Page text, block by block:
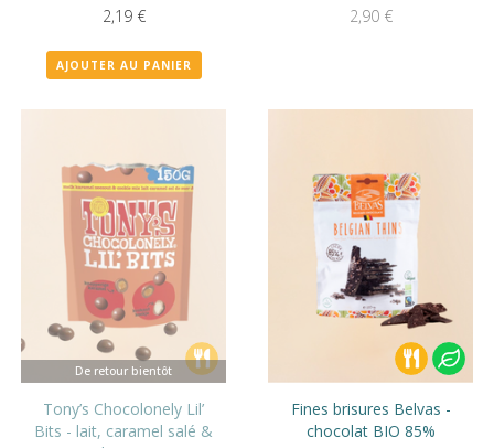
2,19 €
AJOUTER AU PANIER
2,90 €
De retour bientôt
Tony’s Chocolonely Lil’
Bits - lait, caramel salé &
Fines brisures Belvas -
chocolat BIO 85%